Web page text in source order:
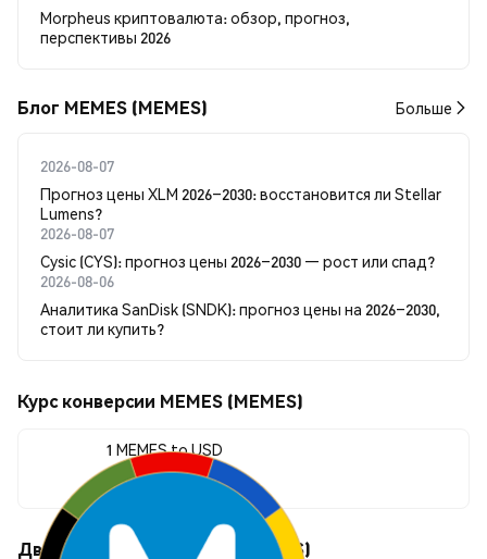
Morpheus криптовалюта: обзор, прогноз,
перспективы 2026
Блог MEMES (MEMES) Больше
2026-08-07
Прогноз цены XLM 2026–2030: восстановится ли Stellar
Lumens?
2026-08-07
Cysic (CYS): прогноз цены 2026–2030 — рост или спад?
2026-08-06
Аналитика SanDisk (SNDK): прогноз цены на 2026–2030,
стоит ли купить?
Курс конверсии MEMES (MEMES)
1 MEMES to USD
$0.00000067
Движения цены MEMES (MEMES)